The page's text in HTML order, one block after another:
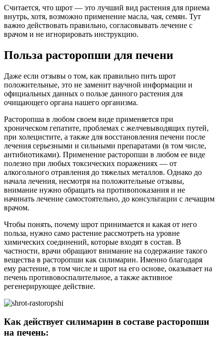
Считается, что шрот — это лучший вид растения для приема
внутрь, хотя, возможно применение масла, чая, семян. Тут
важно действовать правильно, согласовывать лечение с
врачом и не игнорировать инструкцию.
Польза расторопши для печени
Даже если отзывы о том, как правильно пить шрот
положительные, это не заменит научной информации и
официальных данных о пользе данного растения для
очищающего органа нашего организма.
Расторопша в любом своем виде применяется при
хроническом гепатите, проблемах с желчевыводящих путей,
при холецистите, а также для восстановления печени после
лечения серьезными и сильными препаратами (в том числе,
антибиотиками). Применение расторопши в любом ее виде
полезно при любых токсических поражениях — от
алкогольного отравления до тяжелых металлов. Однако до
начала лечения, несмотря на положительные отзывы,
внимание нужно обращать на противопоказания и не
начинать лечение самостоятельно, до консультации с лечащим
врачом.
Чтобы понять, почему шрот принимается и какая от него
польза, нужно само растение рассмотреть на уровне
химических соединений, которые входят в состав. В
частности, врачи обращают внимание на содержание такого
вещества в расторопши как силимарин. Именно благодаря
ему растение, в том числе и шрот на его основе, оказывает на
печень противовоспалительное, а также активное
регенерирующее действие.
Как действует силимарин в составе расторопши
на печень: